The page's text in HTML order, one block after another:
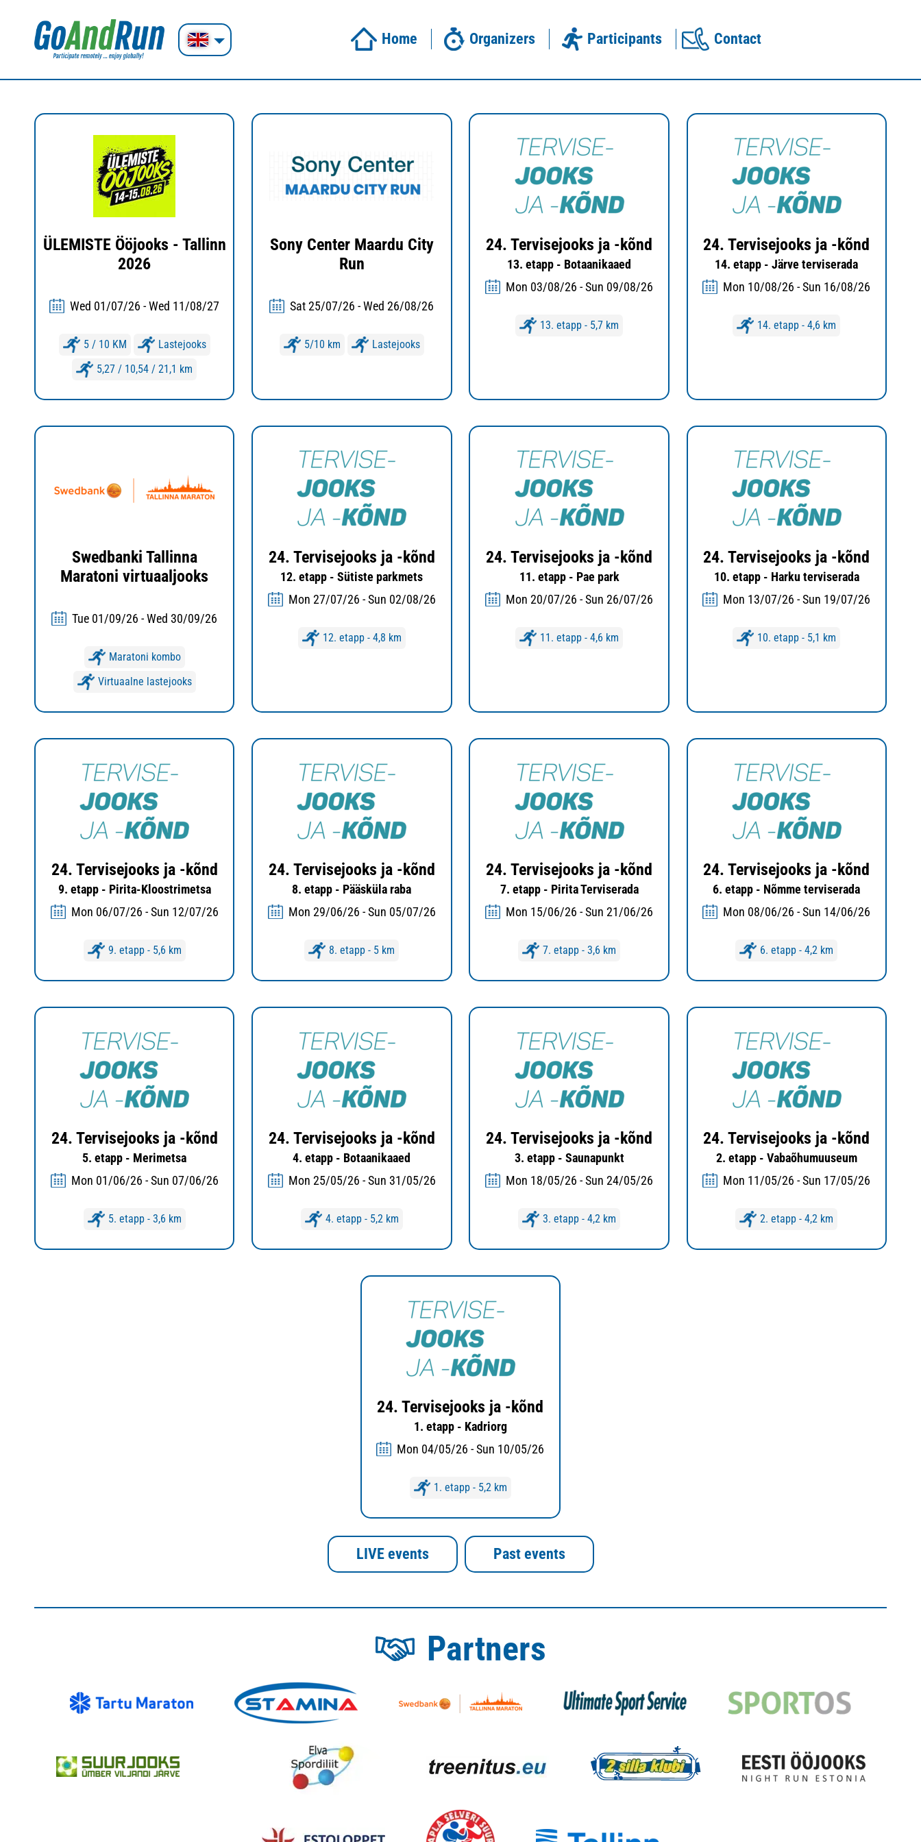
Home Organizers Participants Contact
ÜLEMISTE Ööjooks - Tallinn
2026
Wed 01/07/26 - Wed 11/08/27
5 / 10 KM
Lastejooks
5,27 / 10,54 / 21,1 km
Sony Center Maardu City
Run
Sat 25/07/26 - Wed 26/08/26
5/10 km Lastejooks
24. Tervisejooks ja -kõnd
13. etapp - Botaanikaaed
Mon 03/08/26 - Sun 09/08/26
13. etapp - 5,7 km
24. Tervisejooks ja -kõnd
14. etapp - Järve terviserada
Mon 10/08/26 - Sun 16/08/26
14. etapp - 4,6 km
Swedbanki Tallinna
Maratoni virtuaaljooks
Tue 01/09/26 - Wed 30/09/26
Maratoni kombo
Virtuaalne lastejooks
24. Tervisejooks ja -kõnd
12. etapp - Sütiste parkmets
Mon 27/07/26 - Sun 02/08/26
12. etapp - 4,8 km
24. Tervisejooks ja -kõnd
11. etapp - Pae park
Mon 20/07/26 - Sun 26/07/26
11. etapp - 4,6 km
24. Tervisejooks ja -kõnd
10. etapp - Harku terviserada
Mon 13/07/26 - Sun 19/07/26
10. etapp - 5,1 km
24. Tervisejooks ja -kõnd
9. etapp - Pirita-Kloostrimetsa
Mon 06/07/26 - Sun 12/07/26
9. etapp - 5,6 km
24. Tervisejooks ja -kõnd
8. etapp - Pääsküla raba
Mon 29/06/26 - Sun 05/07/26
8. etapp - 5 km
24. Tervisejooks ja -kõnd
7. etapp - Pirita Terviserada
Mon 15/06/26 - Sun 21/06/26
7. etapp - 3,6 km
24. Tervisejooks ja -kõnd
6. etapp - Nõmme terviserada
Mon 08/06/26 - Sun 14/06/26
6. etapp - 4,2 km
24. Tervisejooks ja -kõnd
5. etapp - Merimetsa
Mon 01/06/26 - Sun 07/06/26
5. etapp - 3,6 km
24. Tervisejooks ja -kõnd
4. etapp - Botaanikaaed
Mon 25/05/26 - Sun 31/05/26
4. etapp - 5,2 km
24. Tervisejooks ja -kõnd
3. etapp - Saunapunkt
Mon 18/05/26 - Sun 24/05/26
3. etapp - 4,2 km
24. Tervisejooks ja -kõnd
2. etapp - Vabaõhumuuseum
Mon 11/05/26 - Sun 17/05/26
2. etapp - 4,2 km
24. Tervisejooks ja -kõnd
1. etapp - Kadriorg
Mon 04/05/26 - Sun 10/05/26
1. etapp - 5,2 km
LIVE events Past events
Partners